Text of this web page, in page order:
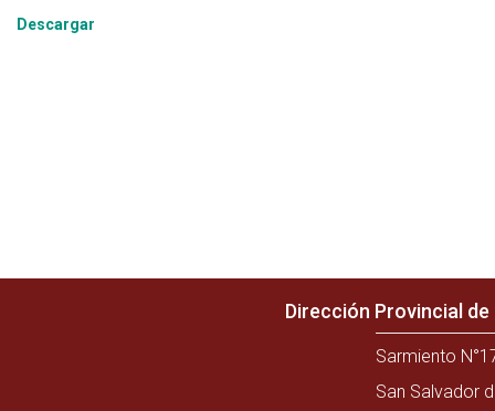
Descargar
Dirección Provincial
Sarmiento
San Salvador